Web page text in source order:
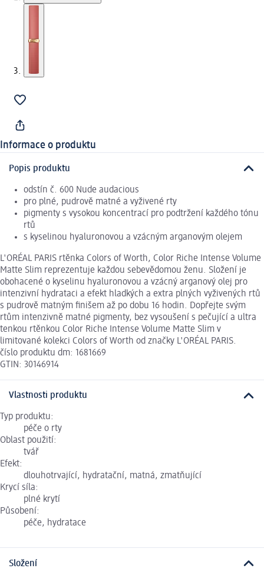
Informace o produktu
Popis produktu
odstín č. 600 Nude audacious
pro plné, pudrově matné a vyživené rty
pigmenty s vysokou koncentrací pro podtržení každého tónu
rtů
s kyselinou hyaluronovou a vzácným arganovým olejem
L'ORÉAL PARIS rtěnka Colors of Worth, Color Riche Intense Volume
Matte Slim reprezentuje každou sebevědomou ženu. Složení je
obohacené o kyselinu hyaluronovou a vzácný arganový olej pro
intenzivní hydrataci a efekt hladkých a extra plných vyživených rtů
s pudrově matným finišem až po dobu 16 hodin. Dopřejte svým
rtům intenzivně matné pigmenty, bez vysoušení s pečující a ultra
tenkou rtěnkou Color Riche Intense Volume Matte Slim v
limitované kolekci Colors of Worth od značky L'ORÉAL PARIS.
číslo produktu dm: 1681669
GTIN: 30146914
Vlastnosti produktu
Typ produktu:
péče o rty
Oblast použití:
tvář
Efekt:
dlouhotrvající, hydratační, matná, zmatňující
Krycí síla:
plné krytí
Působení:
péče, hydratace
Složení